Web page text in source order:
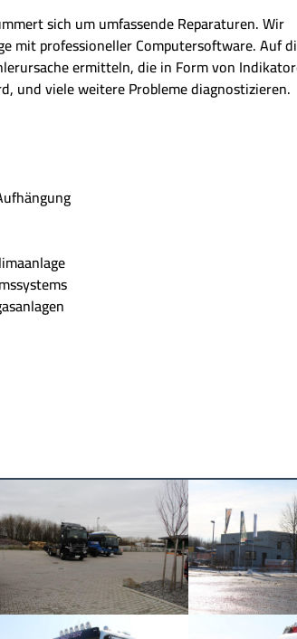
sich um umfassende Reparaturen. Wir
mit professioneller Computersoftware. Auf
ermitteln, die in Form von
und viele weitere Probleme diagnostizieren.